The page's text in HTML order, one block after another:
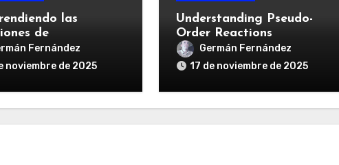
las
de
Fernández
noviembre de 2025
Understanding Pseudo-
Order Reactions
Germán Fernández
17 de noviembre de 2025